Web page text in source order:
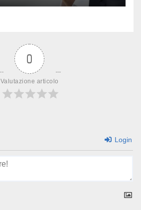
0
Valutazione articolo
Login